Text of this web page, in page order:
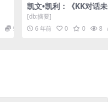
9.9
凯文•凯利：《KK对话未
来》mp3音频 百度网盘
[db:摘要]
6 年前
0 0 8